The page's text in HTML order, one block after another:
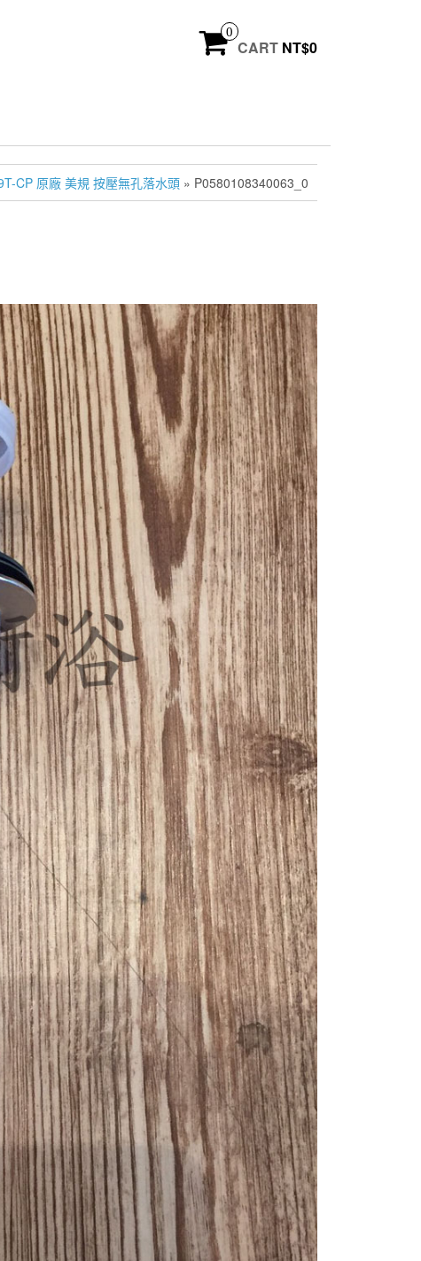
0
CART NT$0
CP 原廠 美規 按壓無孔落水頭 » P0580108340063_0